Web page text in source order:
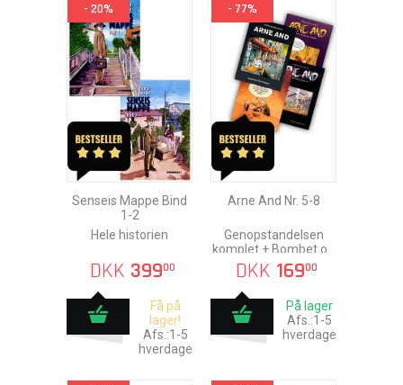
- 20%
Senseis Mappe Bind
1-2
Hele historien
DKK 39900
Få på
lager!
Afs.:1-5
hverdage
- 77%
Arne And Nr. 5-8
Genopstandelsen
komplet + Bombet og
Sænket
DKK 16900
På lager
Afs.:1-5
hverdage